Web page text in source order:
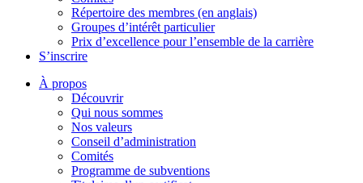
Répertoire des membres (en anglais)
Groupes d’intérêt particulier
Prix d’excellence pour l’ensemble de la carrière
S’inscrire
À propos
Découvrir
Qui nous sommes
Nos valeurs
Conseil d’administration
Comités
Programme de subventions